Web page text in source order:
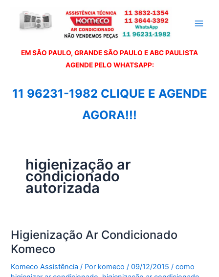
EM SÃO PAULO, GRANDE SÃO PAULO E ABC PAULISTA
AGENDE PELO WHATSAPP:
11 96231-1982 CLIQUE E AGENDE
AGORA!!!
higienização ar
condicionado
autorizada
Higienização Ar Condicionado
Komeco
Komeco Assistência / Por komeco/09/12/2015 /como